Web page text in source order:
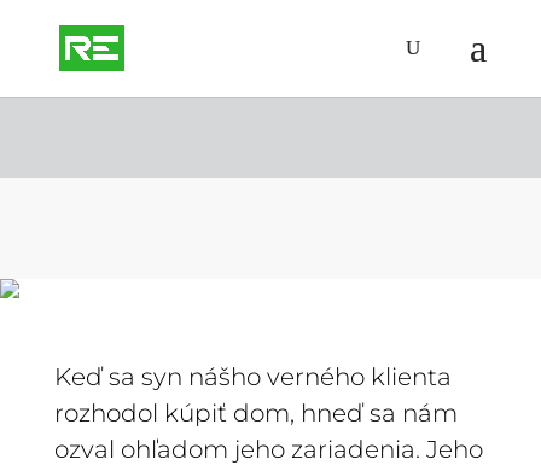
Keď sa syn nášho verného klienta
rozhodol kúpiť dom, hneď sa nám
ozval ohľadom jeho zariadenia. Jeho